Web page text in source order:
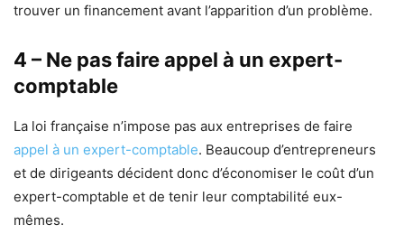
trouver un financement avant l’apparition d’un problème.
4 – Ne pas faire appel à un expert-
comptable
La loi française n’impose pas aux entreprises de faire
appel à un expert-comptable. Beaucoup d’entrepreneurs
et de dirigeants décident donc d’économiser le coût d’un
expert-comptable et de tenir leur comptabilité eux-
mêmes.